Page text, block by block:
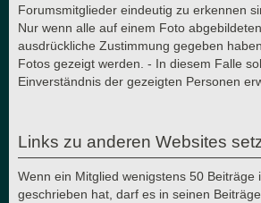
Forumsmitglieder eindeutig zu erkennen
Nur wenn alle auf einem Foto
ausdrückliche Zustimmung gegeben
Fotos gezeigt werden. - In diesem Falle
Einverständnis der gezeigten Personen
Links zu anderen Websites
Wenn ein Mitglied wenigstens 50 Beiträge
geschrieben hat, darf es in seinen